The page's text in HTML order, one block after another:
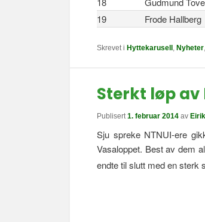
19
Frode Hallberg
Skrevet i Hyttekarusell Nyheter
Sterkt løp
Publisert1. februar 2014 av
Sju spreke NTNUI-ere
Vasaloppet. Best av dem
endte til slutt med en sterk